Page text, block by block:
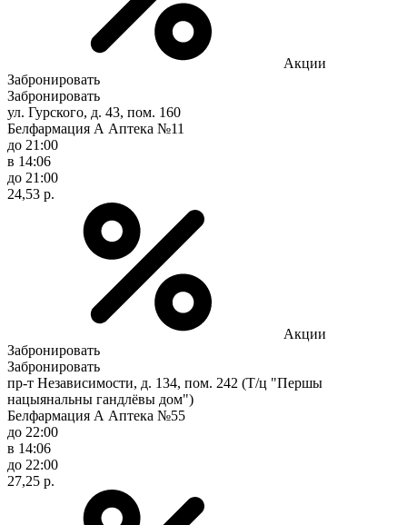
Акции
Забронировать
Забронировать
ул. Гурского, д. 43, пом. 160
Белфармация А Аптека №11
до 21:00
в 14:06
до 21:00
24,53 р.
Акции
Забронировать
Забронировать
пр-т Независимости, д. 134, пом. 242 (Т/ц "Першы
нацыянальны гандлёвы дом")
Белфармация А Аптека №55
до 22:00
в 14:06
до 22:00
27,25 р.